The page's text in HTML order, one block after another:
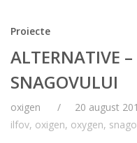
Proiecte
ALTERNATIVE
SNAGOVULUI
oxigen 20 august
ilfov, oxigen, oxygen,